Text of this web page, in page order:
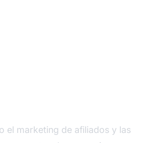
el marketing de afiliados y las